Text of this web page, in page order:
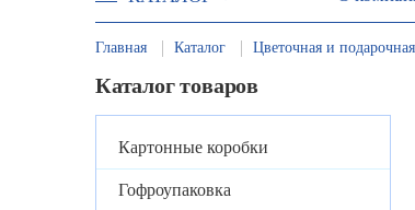
Главная Каталог Цветочная и
Каталог товаров
Картонные коробки
Гофроупаковка